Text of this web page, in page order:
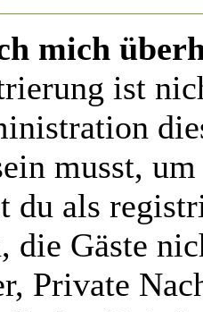
mich
ist
musst,
du als
die Gäste
Private